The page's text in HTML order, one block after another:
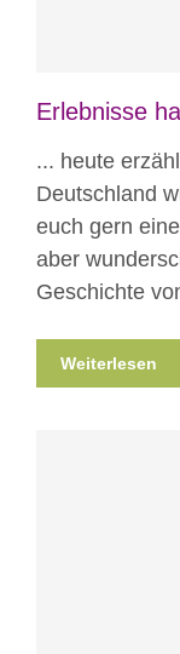
Erlebnisse
... heute
Deutschland
euch gern
aber
Geschichte
Weiterlesen